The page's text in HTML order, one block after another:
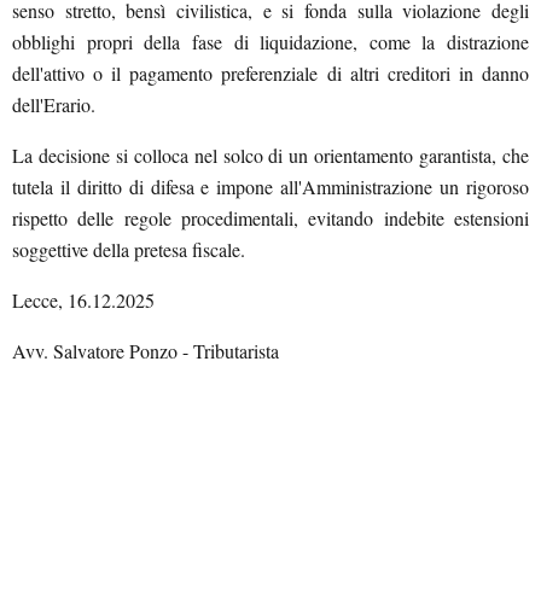
senso stretto, bensì civilistica, e si fonda sulla violazione degli
obblighi propri della fase di liquidazione, come la distrazione
dell'attivo o il pagamento preferenziale di altri creditori in danno
dell'Erario.
La decisione si colloca nel solco di un orientamento garantista, che
tutela il diritto di difesa e impone all'Amministrazione un rigoroso
rispetto delle regole procedimentali, evitando indebite estensioni
soggettive della pretesa fiscale.
Lecce, 16.12.2025
Avv. Salvatore Ponzo - Tributarista